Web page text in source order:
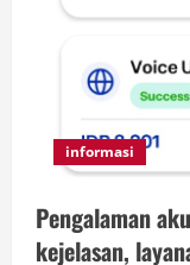
informasi
Pengalaman
kejelasan,